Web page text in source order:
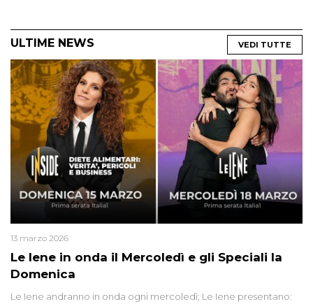
ULTIME NEWS VEDI TUTTE
Le Iene in onda il Mercoledì e gli Speciali la
Domenica
13 marzo 2026
Le Iene andranno in onda ogni mercoledì; Le Iene presentano: